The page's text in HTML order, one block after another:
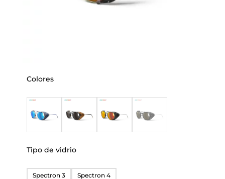
Colores
Tipo de vidrio
Spectron 3 Spectron 4